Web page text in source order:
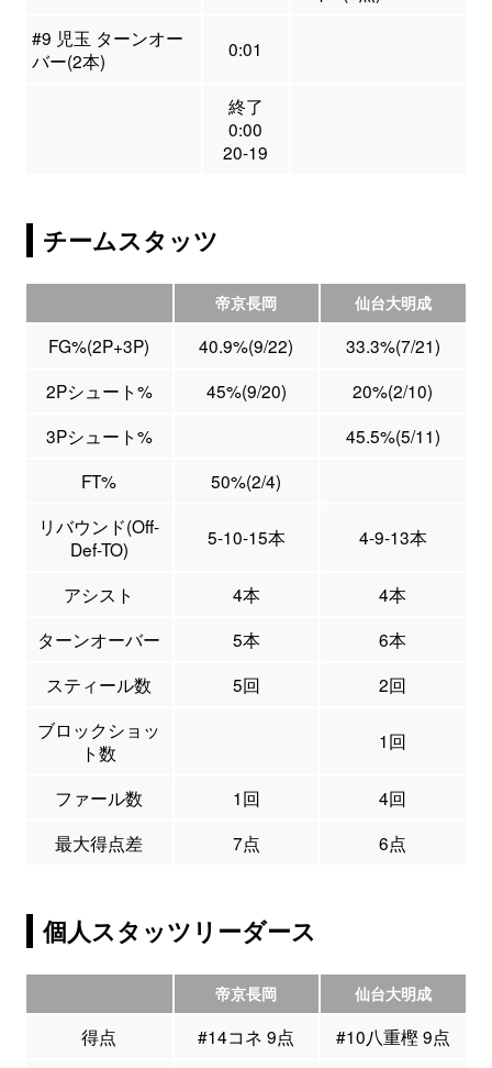
#9 児玉 ターンオー
バー(2本)
0:01
終了
0:00
20-19
チームスタッツ
帝京長岡 仙台大明成
FG%(2P+3P) 40.9%(9/22)
33.3%(7/21)
2Pシュート%
45%(9/20)
20%(2/10)
3Pシュート%
45.5%(5/11)
FT%
50%(2/4)
リバウンド(Off-
Def-TO)
5-10-15本 4-9-13本
アシスト 4本
4本
ターンオーバー
5本
6本
スティール数
5回
2回
ブロックショッ
ト数
1回
ファール数 1回
4回
最大得点差
7点 6点
個人スタッツリーダース
帝京長岡 仙台大明成
得点 #14コネ 9点 #10八重樫 9点